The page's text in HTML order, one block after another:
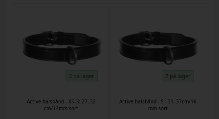
2 på lager
Active halsbånd - XS–S: 27–32
cm/14mm sort
2 på lager
Active halsbånd - S - 31–37cm/16
mm sort